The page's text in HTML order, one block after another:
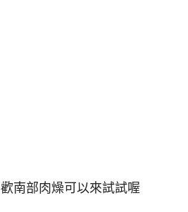
南部肉燥可以來試試喔